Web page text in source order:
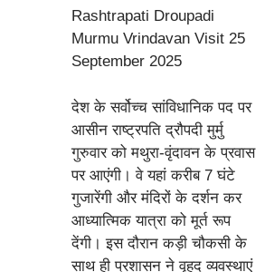
Rashtrapati Droupadi
Murmu Vrindavan Visit 25
September 2025
देश के सर्वोच्च सांविधानिक पद पर
आसीन राष्ट्रपति द्रौपदी मुर्मु
गुरुवार को मथुरा-वृंदावन के प्रवास
पर आएंगी। वे यहां करीब 7 घंटे
गुजारेंगी और मंदिरों के दर्शन कर
आध्यात्मिक यात्रा को मूर्त रूप
देंगी। इस दौरान कड़ी चौकसी के
साथ ही प्रशासन ने वृहद व्यवस्थाएं